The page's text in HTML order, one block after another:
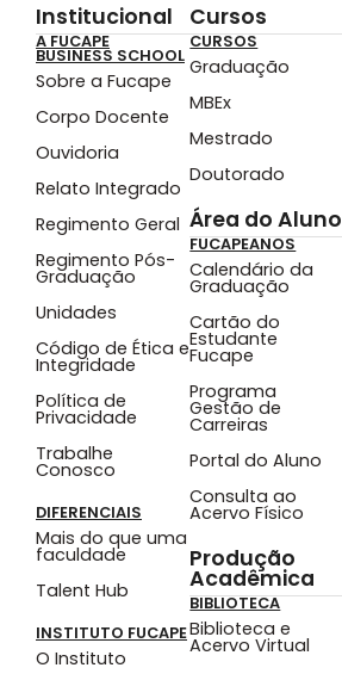
Institucional
A FUCAPE
BUSINESS SCHOOL
Sobre a Fucape
Corpo Docente
Ouvidoria
Relato Integrado
Regimento Geral
Regimento Pós-
Graduação
Unidades
Código de Ética e
Integridade
Política de
Privacidade
Trabalhe
Conosco
DIFERENCIAIS
Mais do que uma
faculdade
Talent Hub
INSTITUTO FUCAPE
O Instituto
Cursos
CURSOS
Graduação
MBEx
Mestrado
Doutorado
Área do Aluno
FUCAPEANOS
Calendário da
Graduação
Cartão do
Estudante
Fucape
Programa
Gestão de
Carreiras
Portal do Aluno
Consulta ao
Acervo Físico
Produção
Acadêmica
BIBLIOTECA
Biblioteca e
Acervo Virtual